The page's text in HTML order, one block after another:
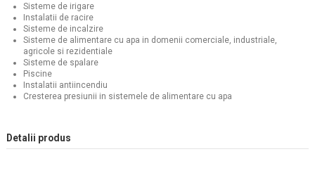
Sisteme de irigare
Instalatii de racire
Sisteme de incalzire
Sisteme de alimentare cu apa in domenii comerciale, industriale,
agricole si rezidentiale
Sisteme de spalare
Piscine
Instalatii antiincendiu
Cresterea presiunii in sistemele de alimentare cu apa
Detalii produs